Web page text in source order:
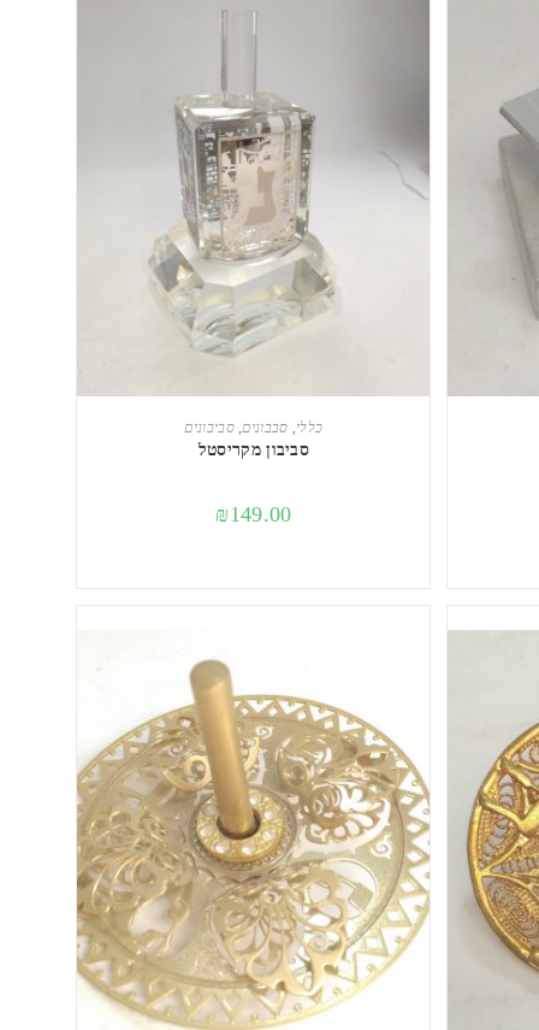
הוספה לסל
כללי, סבבונים,סביבונים
סביבון מקריסטל
₪149.00